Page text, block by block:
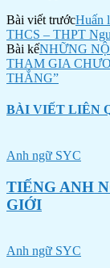
Bài viết trướcHuấn
THCS – THPT
Bài kếNHỮNG
THAM GIA
THẮNG”
BÀI VIẾT LIÊN
Anh ngữ SYC
TIẾNG ANH
GIỚI
Anh ngữ SYC